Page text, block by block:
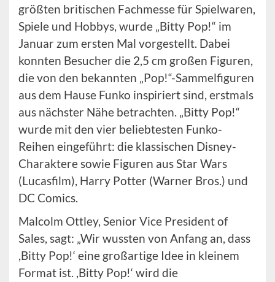
größten britischen Fachmesse für Spielwaren,
Spiele und Hobbys, wurde „Bitty Pop!“ im
Januar zum ersten Mal vorgestellt. Dabei
konnten Besucher die 2,5 cm großen Figuren,
die von den bekannten „Pop!“-Sammelfiguren
aus dem Hause Funko inspiriert sind, erstmals
aus nächster Nähe betrachten. „Bitty Pop!“
wurde mit den vier beliebtesten Funko-
Reihen eingeführt: die klassischen Disney-
Charaktere sowie Figuren aus Star Wars
(Lucasfilm), Harry Potter (Warner Bros.) und
DC Comics.
Malcolm Ottley, Senior Vice President of
Sales, sagt: „Wir wussten von Anfang an, dass
,Bitty Pop!‘ eine großartige Idee in kleinem
Format ist. ,Bitty Pop!‘ wird die